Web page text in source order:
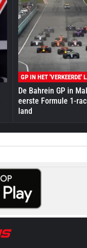
GP IN HET 'VERKEERDE'
De Bahrein GP in
eerste Formule 1-
land